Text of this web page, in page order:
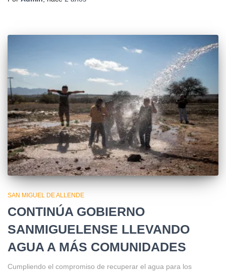
SAN MIGUEL DE ALLENDE
CONTINÚA GOBIERNO
SANMIGUELENSE LLEVANDO
AGUA A MÁS COMUNIDADES
Cumpliendo el compromiso de recuperar el agua para los